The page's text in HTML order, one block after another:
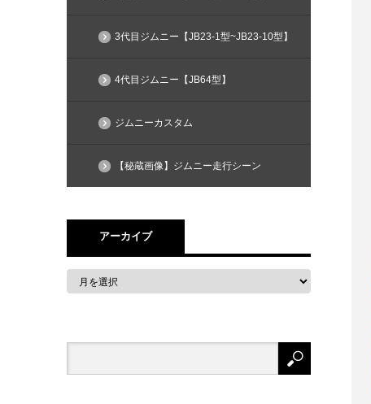
3代目ジムニー【JB23-1型~JB23-10型】
4代目ジムニー【JB64型】
ジムニーカスタム
【秘蔵画像】ジムニー走行シーン
アーカイブ